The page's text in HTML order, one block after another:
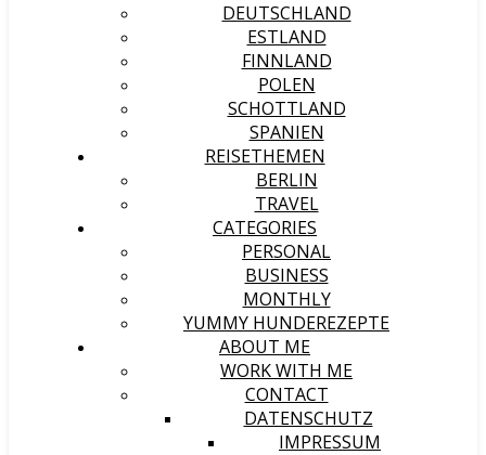
DEUTSCHLAND
ESTLAND
FINNLAND
POLEN
SCHOTTLAND
SPANIEN
REISETHEMEN
BERLIN
TRAVEL
CATEGORIES
PERSONAL
BUSINESS
MONTHLY
YUMMY HUNDEREZEPTE
ABOUT ME
WORK WITH ME
CONTACT
DATENSCHUTZ
IMPRESSUM